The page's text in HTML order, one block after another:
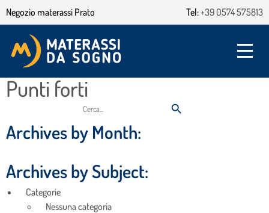
Negozio materassi Prato Tel:+39 0574 575813
Punti forti
Archives by Month:
Archives by Subject:
Categorie
Nessuna categoria